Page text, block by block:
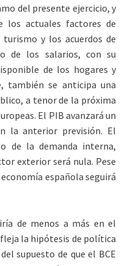
del presente ejercicio, y
los actuales factores de
y los acuerdos de
de los salarios, con su
de los hogares y
también se anticipa una
a tenor de la próxima
El PIB avanzará un
la anterior previsión. El
de la demanda interna,
exterior será nula. Pese
española seguirá
de menos a más en el
la hipótesis de política
supuesto de que el BCE